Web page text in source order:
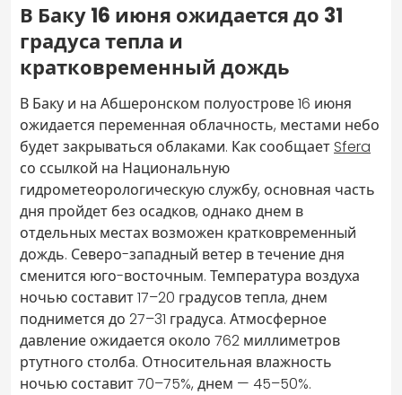
В Баку 16 июня ожидается до 31
градуса тепла и
кратковременный дождь
В Баку и на Абшеронском полуострове 16 июня
ожидается переменная облачность, местами небо
будет закрываться облаками. Как сообщает Sfera
со ссылкой на Национальную
гидрометеорологическую службу, основная часть
дня пройдет без осадков, однако днем в
отдельных местах возможен кратковременный
дождь. Северо-западный ветер в течение дня
сменится юго-восточным. Температура воздуха
ночью составит 17–20 градусов тепла, днем
поднимется до 27–31 градуса. Атмосферное
давление ожидается около 762 миллиметров
ртутного столба. Относительная влажность
ночью составит 70–75%, днем — 45–50%.